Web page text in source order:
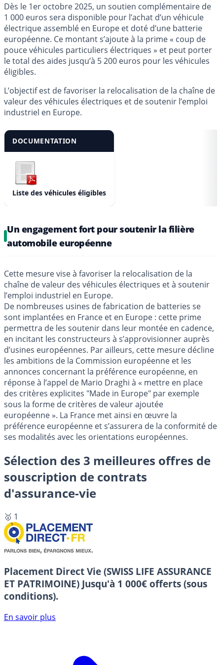
Dès le 1er octobre 2025, un soutien complémentaire de
1 000 euros sera disponible pour l’achat d’un véhicule
électrique assemblé en Europe et doté d’une batterie
européenne. Ce montant s’ajoute à la prime « coup de
pouce véhicules particuliers électriques » et peut porter
le total des aides jusqu’à 5 200 euros pour les véhicules
éligibles.
L’objectif est de favoriser la relocalisation de la chaîne de
valeur des véhicules électriques et de soutenir l’emploi
industriel en Europe.
DOCUMENTATION
Liste des véhicules éligibles
Un engagement fort pour soutenir la filière
automobile européenne
Cette mesure vise à favoriser la relocalisation de la
chaîne de valeur des véhicules électriques et à soutenir
l’emploi industriel en Europe.
De nombreuses usines de fabrication de batteries se
sont implantées en France et en Europe : cette prime
permettra de les soutenir dans leur montée en cadence,
en incitant les constructeurs à s’approvisionner auprès
d’usines européennes. Par ailleurs, cette mesure décline
les ambitions de la Commission européenne et les
annonces concernant la préférence européenne, en
réponse à l’appel de Mario Draghi à « mettre en place
des critères explicites "Made in Europe" par exemple
sous la forme de critères de valeur ajoutée
européenne ». La France met ainsi en œuvre la
préférence européenne et s’assurera de la conformité de
ses modalités avec les orientations européennes.
Sélection des 3 meilleures offres de
souscription de contrats
d'assurance-vie
🥇 1
Placement Direct Vie (SWISS LIFE ASSURANCE
ET PATRIMOINE) Jusqu'à 1 000€ offerts (sous
conditions).
En savoir plus